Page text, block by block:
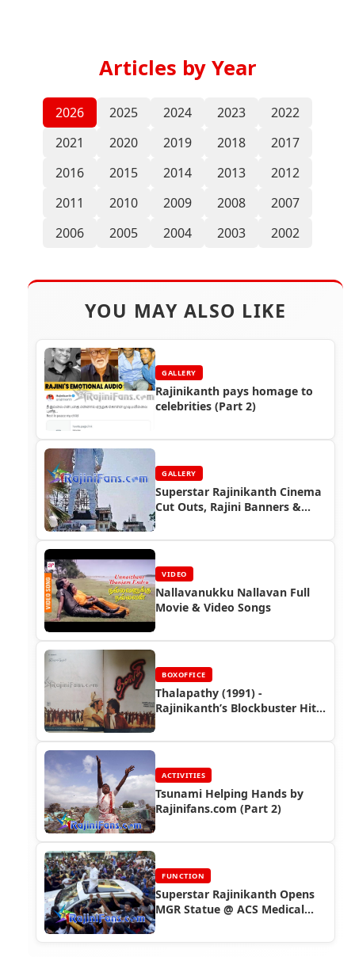
Articles by Year
2026 2025 2024 2023
2022
2021
2020 2019 2018
2017
2016
2015 2014 2013
2012
2011
2010 2009 2008
2007
2006
2005 2004 2003 2002
YOU MAY ALSO LIKE
GALLERY
Rajinikanth pays homage to
celebrities (Part 2)
GALLERY
Superstar Rajinikanth Cinema
Cut Outs, Rajini Banners &
VIDEO
Nallavanukku Nallavan Full
Movie & Video Songs
BOXOFFICE
Thalapathy (1991) -
Rajinikanth’s Blockbuster Hit
ACTIVITIES
Tsunami Helping Hands by
Rajinifans.com (Part 2)
FUNCTION
Superstar Rajinikanth Opens
MGR Statue @ ACS Medical